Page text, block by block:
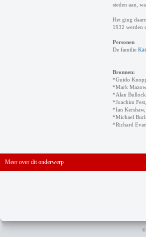
steden aan,
Het ging
1932 werden
Personen
De familie
Bronnen:
*Guido
*Mark
*Alan
*Joachim
*Ian
*Michael
*Richard
Meer over dit onderwerp
©